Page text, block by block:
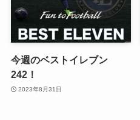
今週のベストイレブン
242！
2023年8月31日